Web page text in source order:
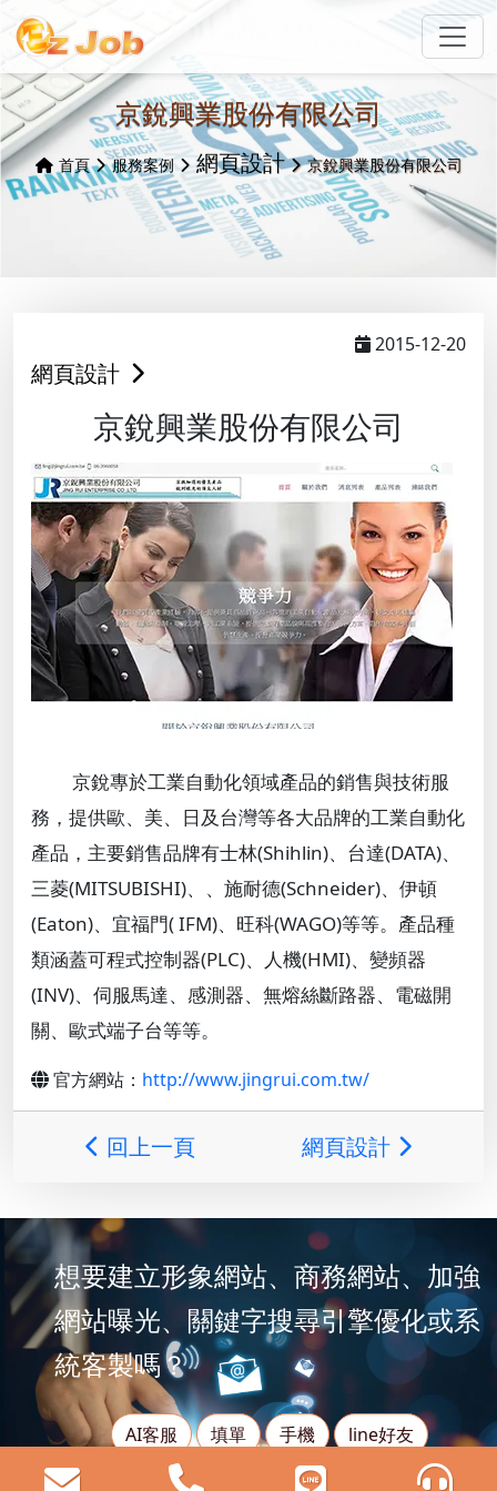
京銳興業股份有限公司
首頁 服務案例 網頁設計 京銳興業股份有限公司
2015-12-20
網頁設計
京銳興業股份有限公司
京銳專於工業自動化領域產品的銷售與技術服
務，提供歐、美、日及台灣等各大品牌的工業自動化
產品，主要銷售品牌有士林(Shihlin)、台達(DATA)、
三菱(MITSUBISHI)、、施耐德(Schneider)、伊頓
(Eaton)、宜福門( IFM)、旺科(WAGO)等等。產品種
類涵蓋可程式控制器(PLC)、人機(HMI)、變頻器
(INV)、伺服馬達、感測器、無熔絲斷路器、電磁開
關、歐式端子台等等。
官方網站： http://www.jingrui.com.tw/
回上一頁 網頁設計
想要建立形象網站、商務網站、加強
網站曝光、關鍵字搜尋引擎優化或系
統客製嗎？
AI客服 填單 手機 line好友